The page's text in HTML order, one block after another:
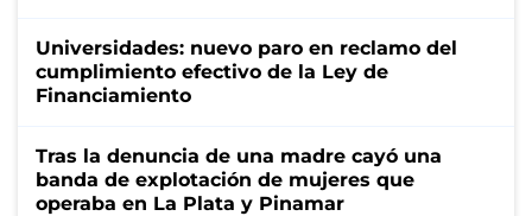
Universidades: nuevo paro en reclamo del
cumplimiento efectivo de la Ley de
Financiamiento
Tras la denuncia de una madre cayó una
banda de explotación de mujeres que
operaba en La Plata y Pinamar